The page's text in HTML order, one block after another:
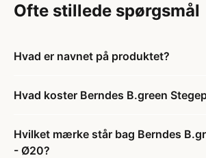
Ofte stillede spørgsmål
Hvad er navnet på produktet?
Hvad koster Berndes B.green
Hvilket mærke står bag Berndes
- Ø20?